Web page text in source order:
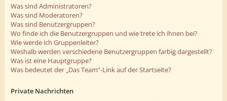
Was sind Administratoren?
Was sind Moderatoren?
Was sind Benutzergruppen?
Wo finde ich die Benutzergruppen und wie trete ich ihnen bei?
Wie werde ich Gruppenleiter?
Weshalb werden verschiedene Benutzergruppen farbig dargestellt?
Was ist eine Hauptgruppe?
Was bedeutet der „Das Team“-Link auf der Startseite?
Private Nachrichten